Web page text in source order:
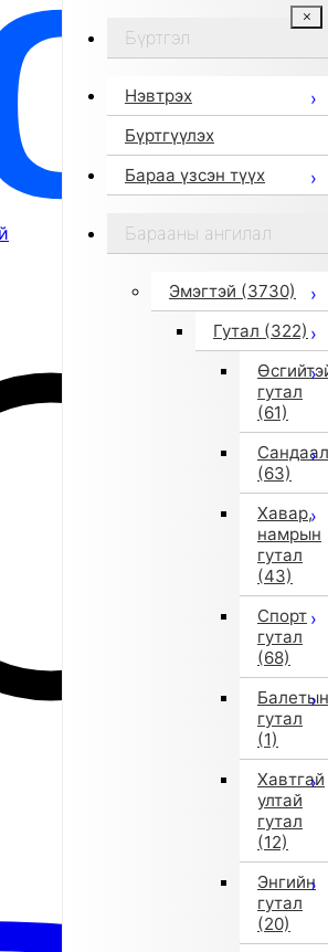
Бүртгэл
Нэвтрэх
Бүртгүүлэх
Бараа үзсэн түүх
Барааны ангилал
Эмэгтэй (3730)
Гутал (322)
гутал
(61)
Сандаал
(63)
Хавар,
намрын
гутал
(43)
Спорт
гутал
(68)
Балетын
гутал
(1)
Хавтгай
ултай
гутал
(12)
Энгийн
гутал
(20)